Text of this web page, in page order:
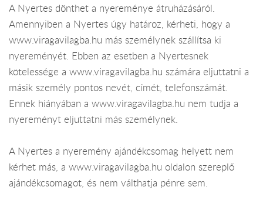
A Nyertes dönthet a nyereménye átruházásáról.
Amennyiben a Nyertes úgy határoz, kérheti, hogy a
www.viragavilagba.hu más személynek szállítsa ki
nyereményét. Ebben az esetben a Nyertesnek
kötelessége a www.viragavilagba.hu számára eljuttatni a
másik személy pontos nevét, címét, telefonszámát.
Ennek hiányában a www.viragavilagba.hu nem tudja a
nyereményt eljuttatni más személynek.
A Nyertes a nyeremény ajándékcsomag helyett nem
kérhet más, a www.viragavilagba.hu oldalon szereplő
ajándékcsomagot, és nem válthatja pénre sem.